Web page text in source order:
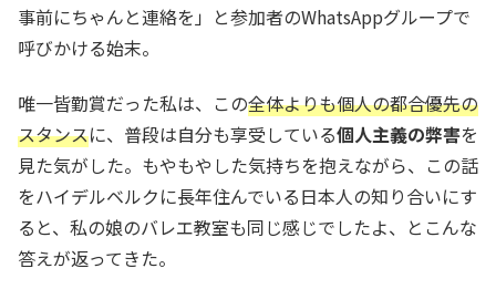
事前にちゃんと連絡を」と参加者のWhatsAppグループで
呼びかける始末。
唯一皆勤賞だった私は、この全体よりも個人の都合優先の
スタンスに、普段は自分も享受している個人主義の弊害を
見た気がした。もやもやした気持ちを抱えながら、この話
をハイデルベルクに長年住んでいる日本人の知り合いにす
ると、私の娘のバレエ教室も同じ感じでしたよ、とこんな
答えが返ってきた。